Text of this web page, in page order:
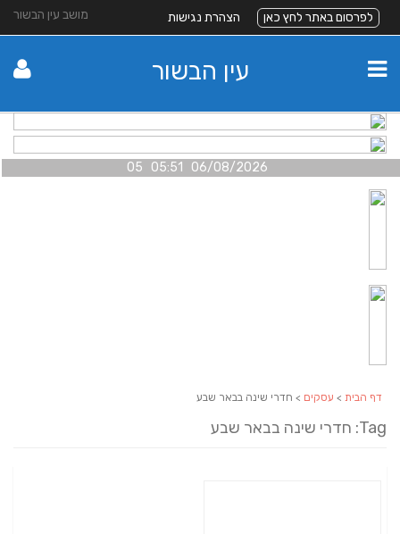
מושב עין הבשור לפרסום באתר לחץ כאן הצהרת נגישות
עין הבשור
06/08/2026 05:51 05
דף הבית > עסקים > חדרי שינה בבאר שבע
Tag: חדרי שינה בבאר שבע